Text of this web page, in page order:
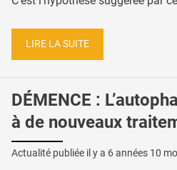
LIRE LA SUITE
DÉMENCE :
à de nouveaux
Actualité publiée il y a 6 années 10